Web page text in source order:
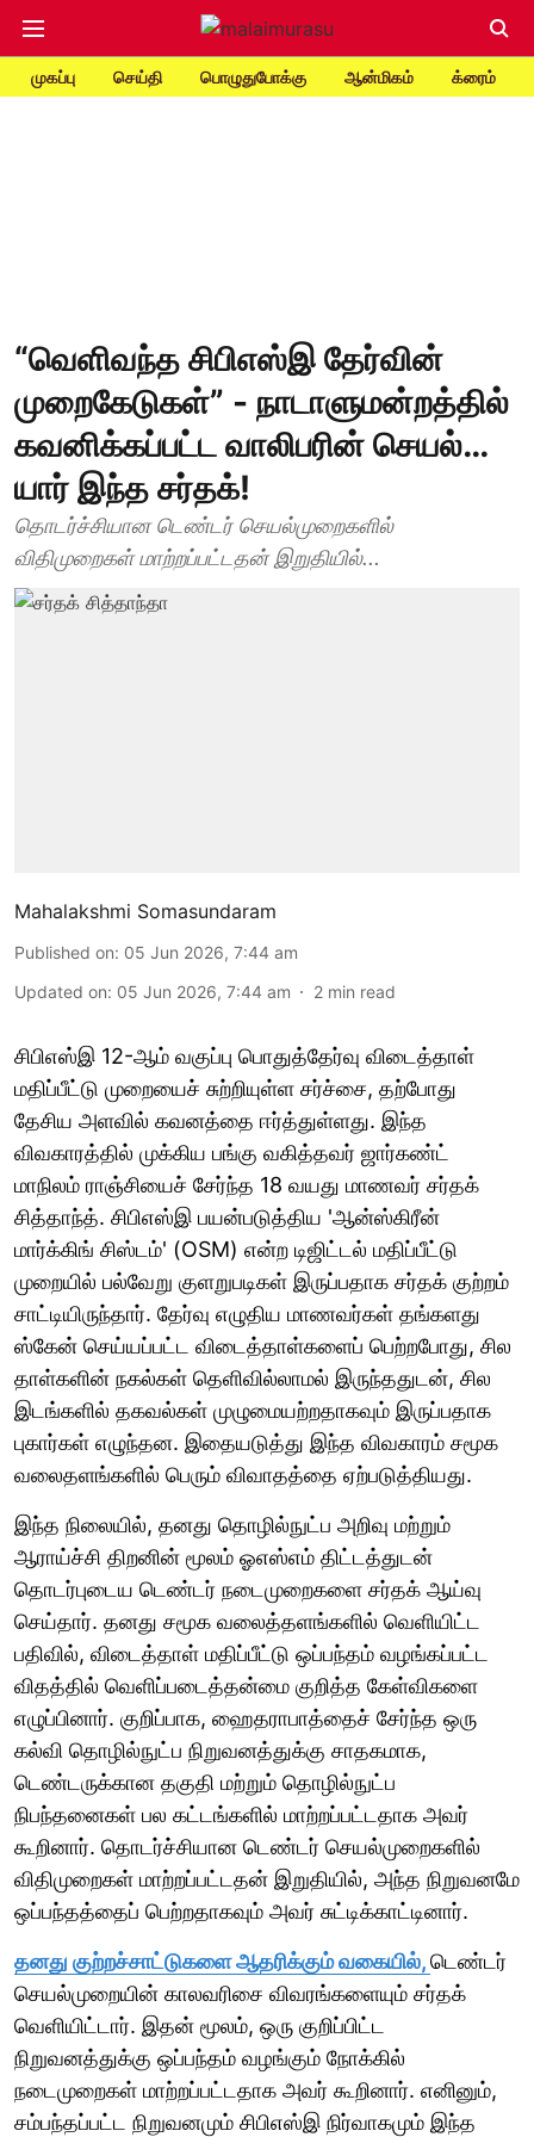
முகப்பு செய்தி பொழுதுபோக்கு ஆன்மிகம் க்ரைம்
“வெளிவந்த சிபிஎஸ்இ தேர்வின்
முறைகேடுகள்” - நாடாளுமன்றத்தில்
கவனிக்கப்பட்ட வாலிபரின் செயல்…
யார் இந்த சர்தக்!
தொடர்ச்சியான டெண்டர் செயல்முறைகளில்
விதிமுறைகள் மாற்றப்பட்டதன் இறுதியில்...
Mahalakshmi Somasundaram
Published on: 05 Jun 2026, 7:44 am
Updated on: 05 Jun 2026, 7:44 am 2 min read
சிபிஎஸ்இ 12-ஆம் வகுப்பு பொதுத்தேர்வு விடைத்தாள்
மதிப்பீட்டு முறையைச் சுற்றியுள்ள சர்ச்சை, தற்போது
தேசிய அளவில் கவனத்தை ஈர்த்துள்ளது. இந்த
விவகாரத்தில் முக்கிய பங்கு வகித்தவர் ஜார்கண்ட்
மாநிலம் ராஞ்சியைச் சேர்ந்த 18 வயது மாணவர் சர்தக்
சித்தாந்த். சிபிஎஸ்இ பயன்படுத்திய 'ஆன்ஸ்கிரீன்
மார்க்கிங் சிஸ்டம்' (OSM) என்ற டிஜிட்டல் மதிப்பீட்டு
முறையில் பல்வேறு குளறுபடிகள் இருப்பதாக சர்தக் குற்றம்
சாட்டியிருந்தார். தேர்வு எழுதிய மாணவர்கள் தங்களது
ஸ்கேன் செய்யப்பட்ட விடைத்தாள்களைப் பெற்றபோது, சில
தாள்களின் நகல்கள் தெளிவில்லாமல் இருந்ததுடன், சில
இடங்களில் தகவல்கள் முழுமையற்றதாகவும் இருப்பதாக
புகார்கள் எழுந்தன. இதையடுத்து இந்த விவகாரம் சமூக
வலைதளங்களில் பெரும் விவாதத்தை ஏற்படுத்தியது.
இந்த நிலையில், தனது தொழில்நுட்ப அறிவு மற்றும்
ஆராய்ச்சி திறனின் மூலம் ஓஎஸ்எம் திட்டத்துடன்
தொடர்புடைய டெண்டர் நடைமுறைகளை சர்தக் ஆய்வு
செய்தார். தனது சமூக வலைத்தளங்களில் வெளியிட்ட
பதிவில், விடைத்தாள் மதிப்பீட்டு ஒப்பந்தம் வழங்கப்பட்ட
விதத்தில் வெளிப்படைத்தன்மை குறித்த கேள்விகளை
எழுப்பினார். குறிப்பாக, ஹைதராபாத்தைச் சேர்ந்த ஒரு
கல்வி தொழில்நுட்ப நிறுவனத்துக்கு சாதகமாக,
டெண்டருக்கான தகுதி மற்றும் தொழில்நுட்ப
நிபந்தனைகள் பல கட்டங்களில் மாற்றப்பட்டதாக அவர்
கூறினார். தொடர்ச்சியான டெண்டர் செயல்முறைகளில்
விதிமுறைகள் மாற்றப்பட்டதன் இறுதியில், அந்த நிறுவனமே
ஒப்பந்தத்தைப் பெற்றதாகவும் அவர் சுட்டிக்காட்டினார்.
தனது குற்றச்சாட்டுகளை ஆதரிக்கும் வகையில்,டெண்டர்
செயல்முறையின் காலவரிசை விவரங்களையும் சர்தக்
வெளியிட்டார். இதன் மூலம், ஒரு குறிப்பிட்ட
நிறுவனத்துக்கு ஒப்பந்தம் வழங்கும் நோக்கில்
நடைமுறைகள் மாற்றப்பட்டதாக அவர் கூறினார். எனினும்,
சம்பந்தப்பட்ட நிறுவனமும் சிபிஎஸ்இ நிர்வாகமும் இந்த